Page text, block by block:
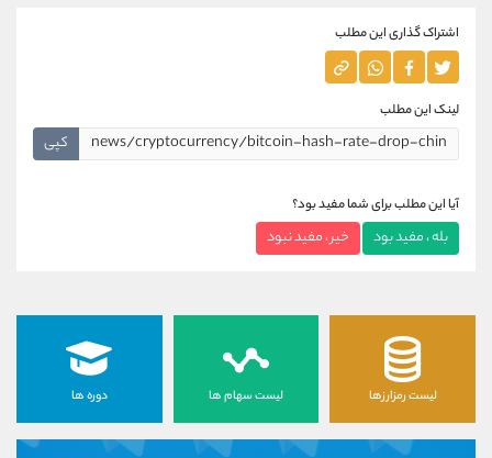
اشتراک گذاری این مطلب
لینک این مطلب
کپی
آیا این مطلب برای شما مفید بود؟
بله ، مفید بود خیر ، مفید نبود
لیست رمزارزها لیست سهام ها دوره ها